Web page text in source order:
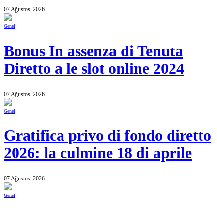
07 Ağustos, 2026
Genel
Bonus In assenza di Tenuta
Diretto a le slot online 2024
07 Ağustos, 2026
Genel
Gratifica privo di fondo diretto
2026: la culmine 18 di aprile
07 Ağustos, 2026
Genel